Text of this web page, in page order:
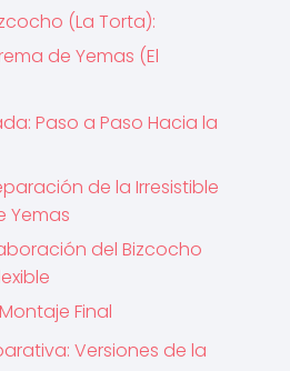
(La Torta):
de Yemas (El
Paso a Paso Hacia la
de la Irresistible
Yemas
del Bizcocho
Final
Versiones de la